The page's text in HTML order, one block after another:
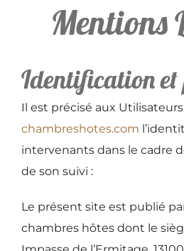
Galerie
Tarifs
Activités aux alentours
Contact & Accès
Disponibilité
Mentions
Identification
Il est précisé aux
chambreshotes.com
intervenants dans le cadre
de son suivi :
Le présent site est publié
chambres hôtes dont le